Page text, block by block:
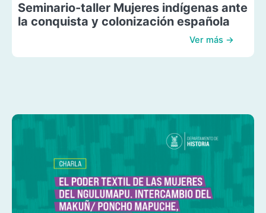
Seminario-taller Mujeres indígenas ante
la conquista y colonización española
Ver más →